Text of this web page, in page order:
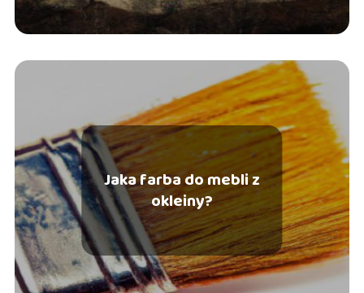
Jaka farba do mebli z
okleiny?